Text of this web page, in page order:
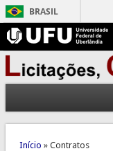
BRASIL
Você está aqui
Início » Contratos